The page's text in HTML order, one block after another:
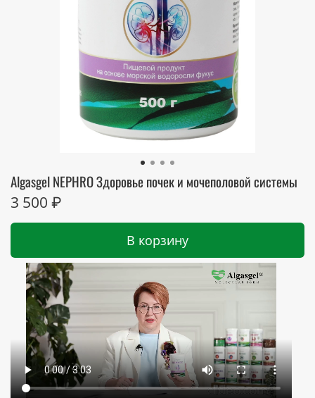
Algasgel NEPHRO Здоровье почек и мочеполовой системы
3 500 ₽
В корзину